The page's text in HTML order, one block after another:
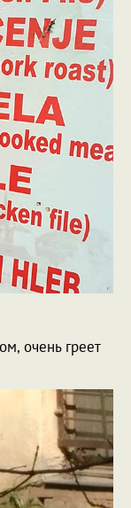
очень греет